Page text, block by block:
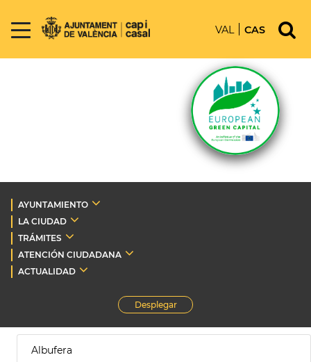
VAL CAS
AYUNTAMIENTO
LA CIUDAD
TRÁMITES
ATENCIÓN CIUDADANA
ACTUALIDAD
Desplegar
Albufera